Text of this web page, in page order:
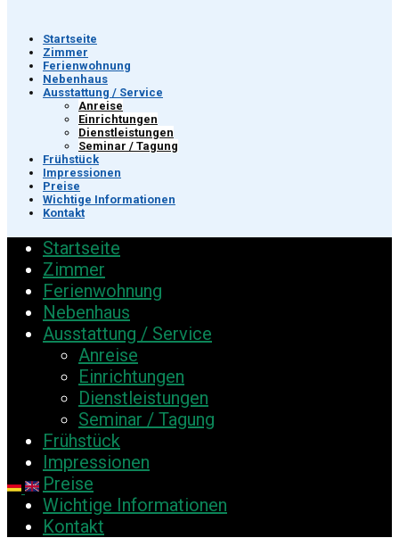
Startseite
Zimmer
Ferienwohnung
Nebenhaus
Ausstattung / Service
Anreise
Einrichtungen
Dienstleistungen
Seminar / Tagung
Frühstück
Impressionen
Preise
Wichtige Informationen
Kontakt
Startseite
Zimmer
Ferienwohnung
Nebenhaus
Ausstattung / Service
Anreise
Einrichtungen
Dienstleistungen
Seminar / Tagung
Frühstück
Impressionen
Preise
Wichtige Informationen
Kontakt